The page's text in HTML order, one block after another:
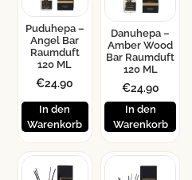
Puduhepa –
Angel Bar
Raumduft
120 ML
€24.90
In den
Warenkorb
Danuhepa –
Amber Wood
Bar Raumduft
120 ML
€24.90
In den
Warenkorb